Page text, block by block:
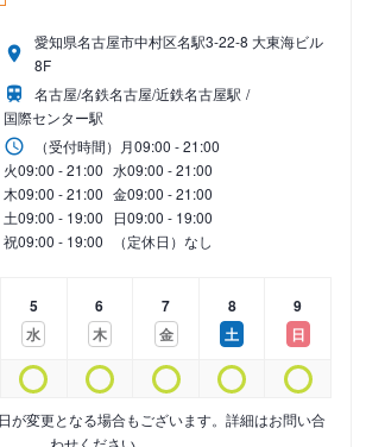
愛知県名古屋市中村区名駅3-22-8 大東海ビル
8F
名古屋/名鉄名古屋/近鉄名古屋駅
国際センター駅
（受付時間） 月09:00 - 21:00
火09:00 - 21:00 水09:00 - 21:00
木09:00 - 21:00 金09:00 - 21:00
土09:00 - 19:00 日09:00 - 19:00
祝09:00 - 19:00 （定休日）なし
5
水
6
木
7
金
8
土
9
日
が変更となる場合もございます。詳細はお問い合
わせください。